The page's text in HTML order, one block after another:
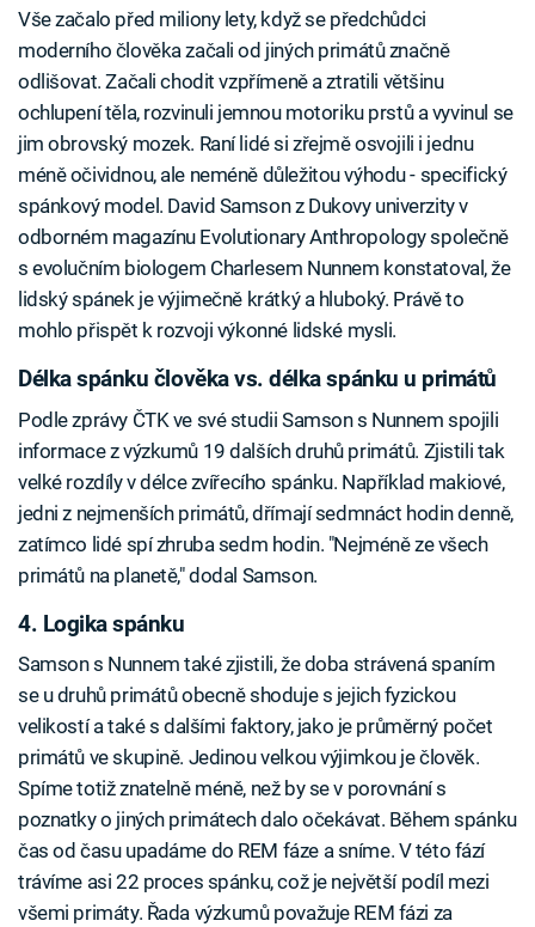
Vše začalo před miliony lety, když se předchůdci
moderního člověka začali od jiných primátů značně
odlišovat. Začali chodit vzpřímeně a ztratili většinu
ochlupení těla, rozvinuli jemnou motoriku prstů a vyvinul se
jim obrovský mozek. Raní lidé si zřejmě osvojili i jednu
méně očividnou, ale neméně důležitou výhodu - specifický
spánkový model. David Samson z Dukovy univerzity v
odborném magazínu Evolutionary Anthropology společně
s evolučním biologem Charlesem Nunnem konstatoval, že
lidský spánek je výjimečně krátký a hluboký. Právě to
mohlo přispět k rozvoji výkonné lidské mysli.
Délka spánku člověka vs. délka spánku u primátů
Podle zprávy ČTK ve své studii Samson s Nunnem spojili
informace z výzkumů 19 dalších druhů primátů. Zjistili tak
velké rozdíly v délce zvířecího spánku. Například makiové,
jedni z nejmenších primátů, dřímají sedmnáct hodin denně,
zatímco lidé spí zhruba sedm hodin. "Nejméně ze všech
primátů na planetě," dodal Samson.
4. Logika spánku
Samson s Nunnem také zjistili, že doba strávená spaním
se u druhů primátů obecně shoduje s jejich fyzickou
velikostí a také s dalšími faktory, jako je průměrný počet
primátů ve skupině. Jedinou velkou výjimkou je člověk.
Spíme totiž znatelně méně, než by se v porovnání s
poznatky o jiných primátech dalo očekávat. Během spánku
čas od času upadáme do REM fáze a sníme. V této fází
trávíme asi 22 proces spánku, což je největší podíl mezi
všemi primáty. Řada výzkumů považuje REM fázi za